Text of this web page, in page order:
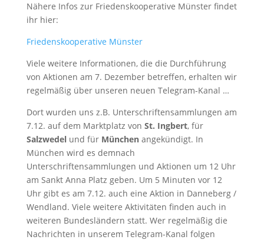
Nähere Infos zur Friedenskooperative Münster findet
ihr hier:
Friedenskooperative Münster
Viele weitere Informationen, die die Durchführung
von Aktionen am 7. Dezember betreffen, erhalten wir
regelmäßig über unseren neuen Telegram-Kanal …
Dort wurden uns z.B. Unterschriftensammlungen am
7.12. auf dem Marktplatz von St. Ingbert, für
Salzwedelund für Münchenangekündigt. In
München wird es demnach
Unterschriftensammlungen und Aktionen um 12 Uhr
am Sankt Anna Platz geben. Um 5 Minuten vor 12
Uhr gibt es am 7.12. auch eine Aktion in Danneberg /
Wendland. Viele weitere Aktivitäten finden auch in
weiteren Bundesländern statt. Wer regelmäßig die
Nachrichten in unserem Telegram-Kanal folgen